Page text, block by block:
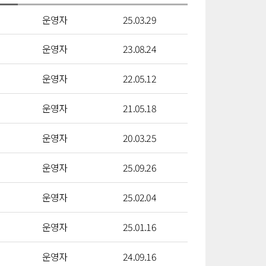
운영자 25.03.29
운영자 23.08.24
운영자 22.05.12
운영자 21.05.18
운영자 20.03.25
운영자 25.09.26
운영자 25.02.04
운영자 25.01.16
운영자 24.09.16